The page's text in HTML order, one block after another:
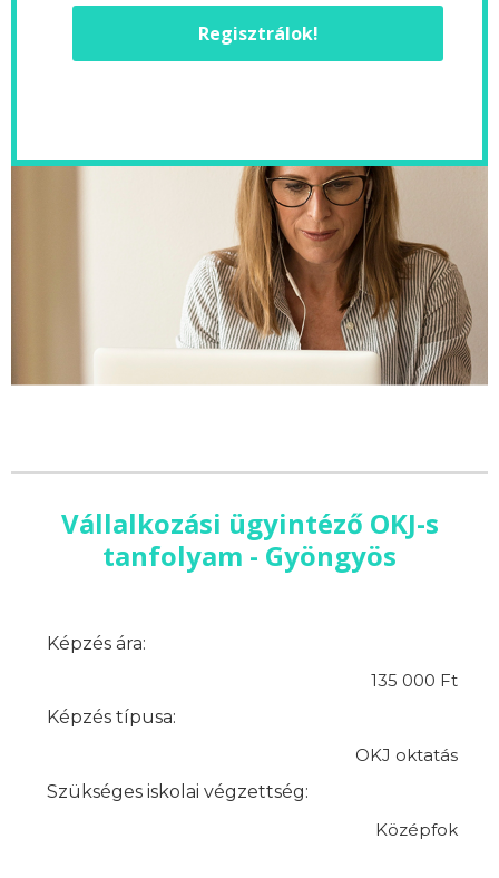
Regisztrálok!
Vállalkozási ügyintéző OKJ-s
tanfolyam - Gyöngyös
Képzés ára:
135 000 Ft
Képzés típusa:
OKJ oktatás
Szükséges iskolai végzettség:
Középfok